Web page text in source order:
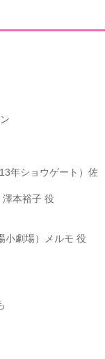
年ショウゲート）佐
本裕子 役
小劇場）メルモ 役